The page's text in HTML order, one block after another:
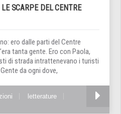
SCARPE DEL CENTRE
ero dalle parti del Centre
tanta gente. Ero con Paola,
di strada intrattenevano i turisti
da ogni dove,
letterature